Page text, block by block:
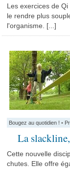
Les exercices de
le rendre plus
l'organisme. [...]
Bougez au quotidien ! •
La
Cette nouvelle
chutes. Elle offre